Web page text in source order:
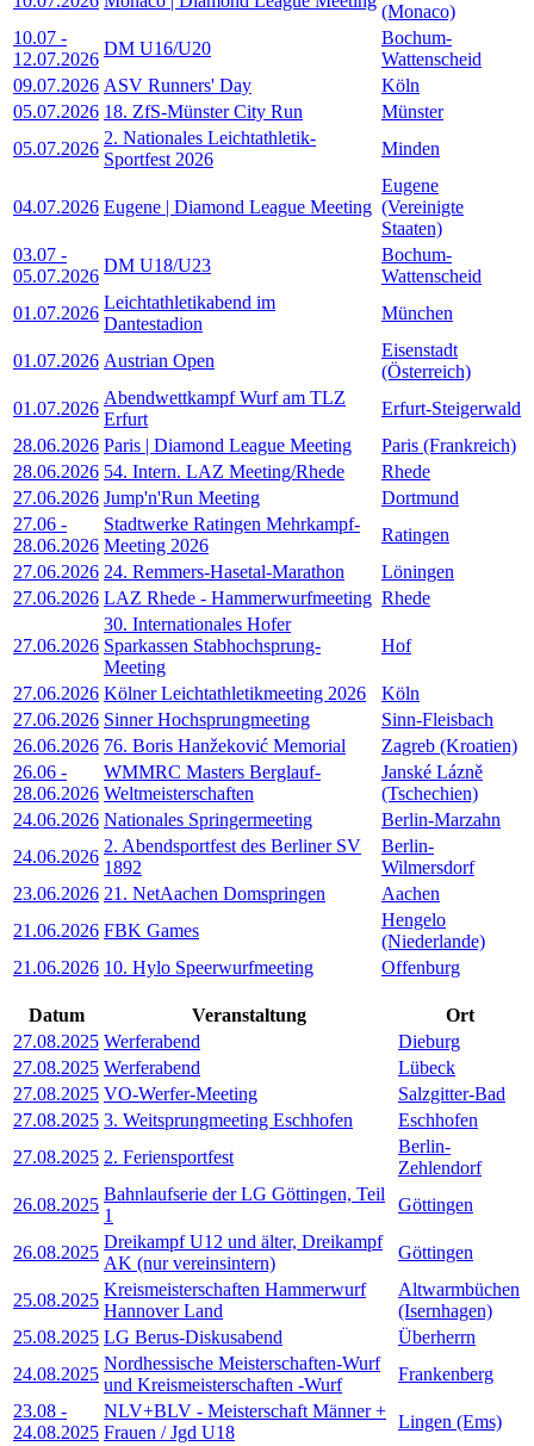
(Monaco)
10.07 -
12.07.2026
DM U16/U20
Bochum-
Wattenscheid
09.07.2026 ASV Runners' Day
Köln
05.07.2026 18. ZfS-Münster City Run
Münster
05.07.2026
2. Nationales Leichtathletik-
Sportfest 2026
Minden
04.07.2026 Eugene | Diamond League Meeting
Eugene
(Vereinigte
Staaten)
03.07 -
05.07.2026
DM U18/U23
Bochum-
Wattenscheid
01.07.2026
Leichtathletikabend im
Dantestadion
München
01.07.2026 Austrian Open
Eisenstadt
(Österreich)
01.07.2026
Abendwettkampf Wurf am TLZ
Erfurt
Erfurt-Steigerwald
28.06.2026 Paris | Diamond League Meeting
Paris (Frankreich)
28.06.2026 54. Intern. LAZ Meeting/Rhede
Rhede
27.06.2026 Jump'n'Run Meeting
Dortmund
27.06 -
28.06.2026
Stadtwerke Ratingen Mehrkampf-
Meeting 2026
Ratingen
27.06.2026 24. Remmers-Hasetal-Marathon
Löningen
27.06.2026 LAZ Rhede - Hammerwurfmeeting Rhede
27.06.2026
30. Internationales Hofer
Sparkassen Stabhochsprung-
Meeting
Hof
27.06.2026 Kölner Leichtathletikmeeting 2026
Köln
27.06.2026 Sinner Hochsprungmeeting
Sinn-Fleisbach
26.06.2026 76. Boris Hanžeković Memorial
Zagreb (Kroatien)
26.06 -
28.06.2026
WMMRC Masters Berglauf-
Weltmeisterschaften
Janské Lázně
(Tschechien)
24.06.2026 Nationales Springermeeting
Berlin-Marzahn
24.06.2026
2. Abendsportfest des Berliner SV
1892
Berlin-
Wilmersdorf
23.06.2026 21. NetAachen Domspringen
Aachen
21.06.2026 FBK Games
Hengelo
(Niederlande)
21.06.2026 10. Hylo Speerwurfmeeting Offenburg
Datum Veranstaltung
Ort
27.08.2025 Werferabend
Dieburg
27.08.2025 Werferabend
Lübeck
27.08.2025 VO-Werfer-Meeting
Salzgitter-Bad
27.08.2025 3. Weitsprungmeeting Eschhofen
Eschhofen
27.08.2025 2. Feriensportfest
Berlin-
Zehlendorf
26.08.2025
Bahnlaufserie der LG Göttingen, Teil
1
Göttingen
26.08.2025
Dreikampf U12 und älter, Dreikampf
AK (nur vereinsintern)
Göttingen
25.08.2025
Kreismeisterschaften Hammerwurf
Hannover Land
Altwarmbüchen
(Isernhagen)
25.08.2025 LG Berus-Diskusabend
Überherrn
24.08.2025
Nordhessische Meisterschaften-Wurf
und Kreismeisterschaften -Wurf
Frankenberg
23.08 -
24.08.2025
NLV+BLV - Meisterschaft Männer +
Frauen / Jgd U18
Lingen (Ems)